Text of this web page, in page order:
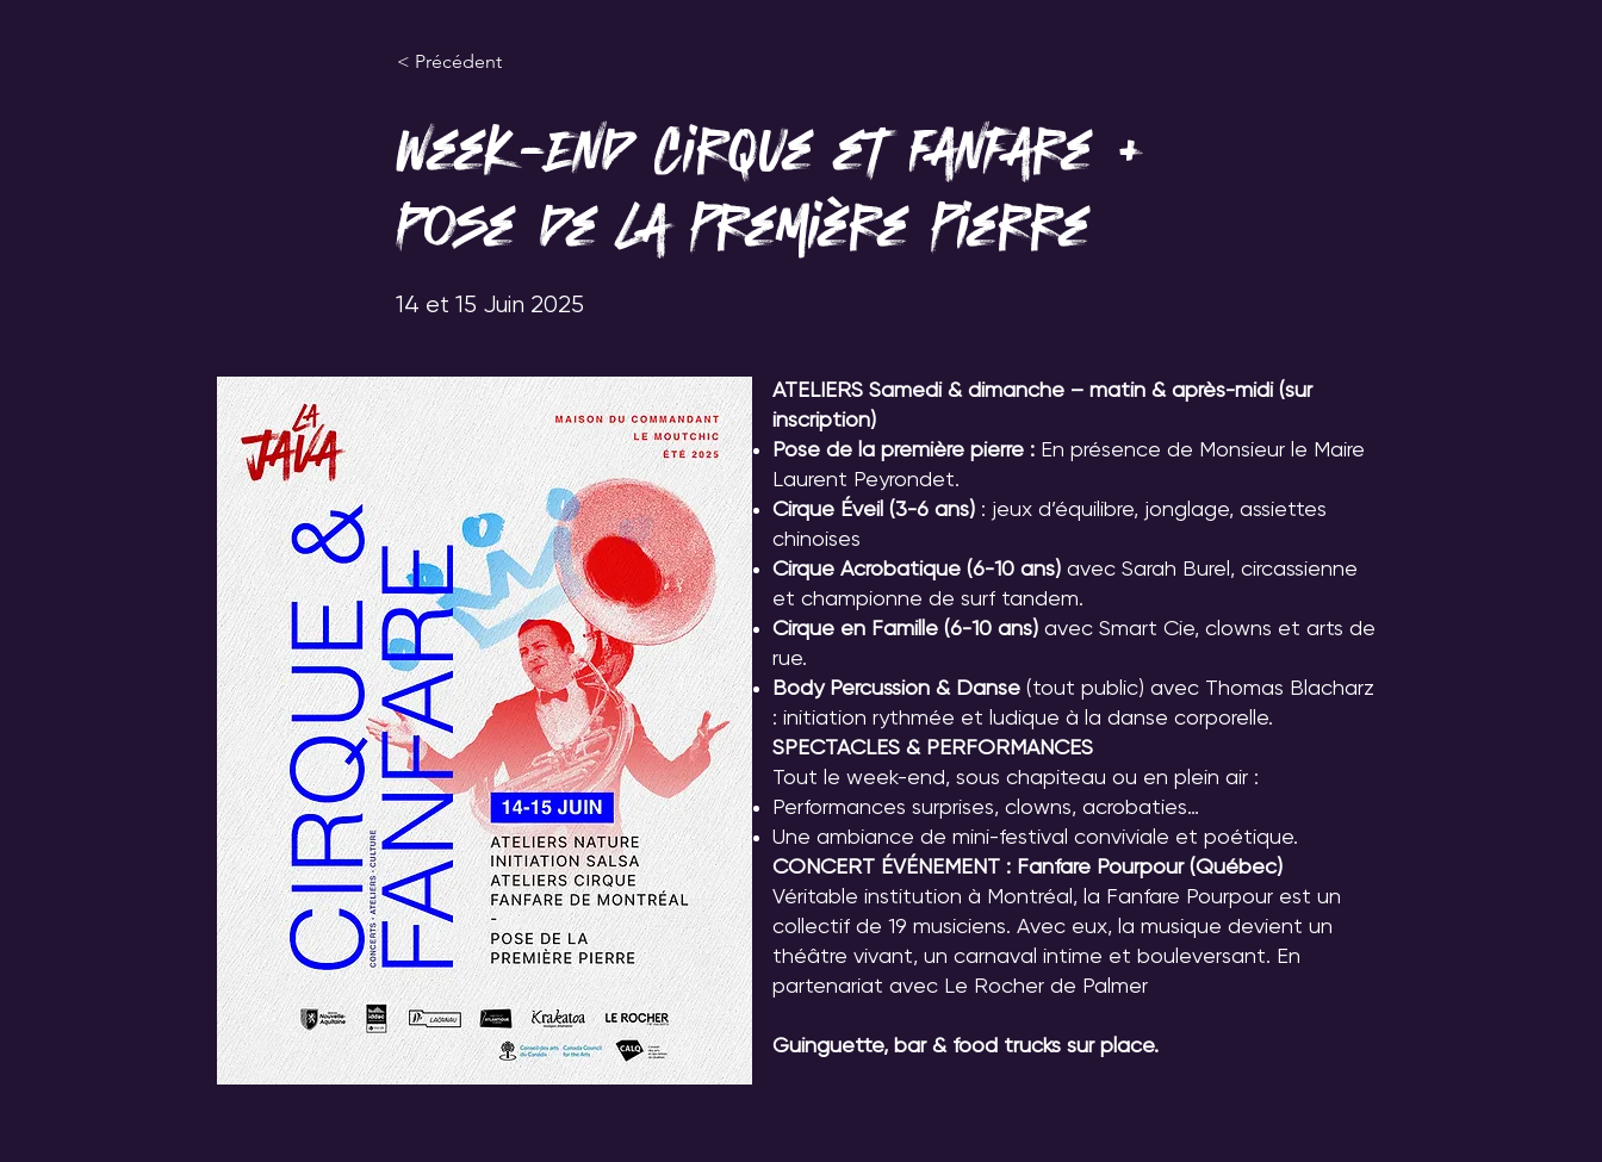
ACCUEIL
INFOS & CONTACT
< Précédent
Week-End Cirque et Fanfare +
Pose de la première pierre
14 et 15 Juin 2025
ATELIERS Samedi & dimanche – matin & après-midi (sur
inscription)
Pose de la première pierre : En présence de Monsieur le Maire
Laurent Peyrondet.
Cirque Éveil (3-6 ans) : jeux d’équilibre, jonglage, assiettes
chinoises
Cirque Acrobatique (6-10 ans) avec Sarah Burel, circassienne
et championne de surf tandem.
Cirque en Famille (6-10 ans) avec Smart Cie, clowns et arts de
rue.
Body Percussion & Danse (tout public) avec Thomas Blacharz
: initiation rythmée et ludique à la danse corporelle.
SPECTACLES & PERFORMANCES
Tout le week-end, sous chapiteau ou en plein air :
Performances surprises, clowns, acrobaties…
Une ambiance de mini-festival conviviale et poétique.
CONCERT ÉVÉNEMENT : Fanfare Pourpour (Québec)
Véritable institution à Montréal, la Fanfare Pourpour est un
collectif de 19 musiciens. Avec eux, la musique devient un
théâtre vivant, un carnaval intime et bouleversant. En
partenariat avec Le Rocher de Palmer
Guinguette, bar & food trucks sur place.